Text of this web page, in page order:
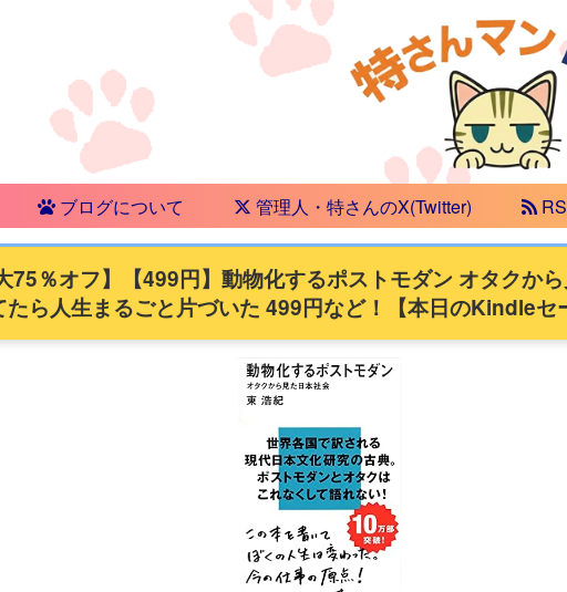
ブログについて 管理人・特さんのX(Twitter)
75％オフ】【499円】動物化するポストモダン オタクか
ら人生まるごと片づいた 499円など！【本日のKindleセ